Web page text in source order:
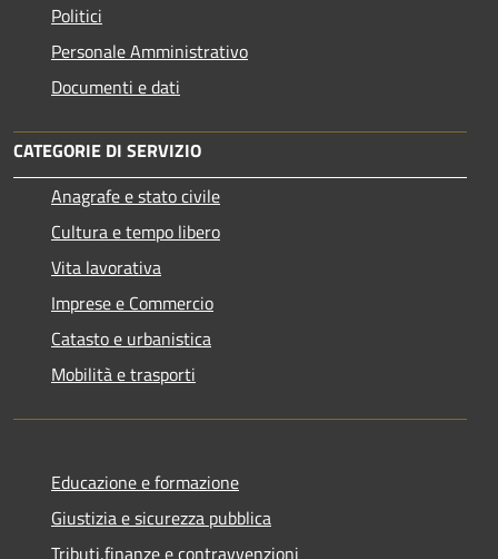
Politici
Personale Amministrativo
Documenti e dati
CATEGORIE DI SERVIZIO
Anagrafe e stato civile
Cultura e tempo libero
Vita lavorativa
Imprese e Commercio
Catasto e urbanistica
Mobilità e trasporti
Educazione e formazione
Giustizia e sicurezza pubblica
Tributi,finanze e contravvenzioni